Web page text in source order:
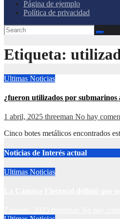
Página de ejemplo
Política de privacidad
Etiqueta:
Ultimas Noticias
¿fueron utilizados por
1 abril, 2025 threeman No hay
Cinco botes metálicos encontrados
Noticias de Interés actual
Ultimas Noticias